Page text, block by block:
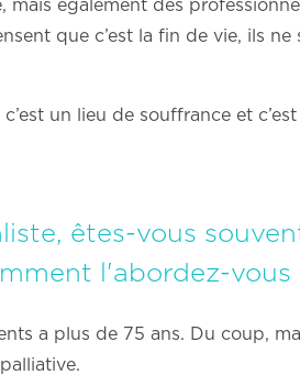
également des
que c’est la fin de vie, ils ne
un lieu de souffrance et
êtes-vous
l'abordez-vous
a plus de 75 ans. Du coup,